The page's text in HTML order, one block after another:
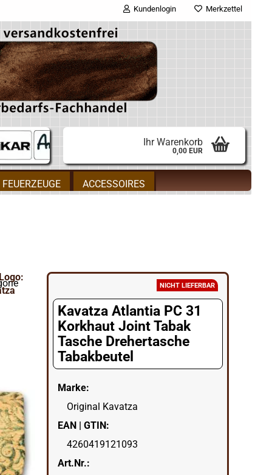
Kundenlogin
E-Mail
Passwort
Konto erstellen
Passwort vergessen?
Merkzettel
Ihr Warenkorb
0,00 EUR
FEUERZEUGE ACCESSOIRES
NICHT LIEFERBAR
Kavatza Atlantia PC 31
Korkhaut Joint Tabak
Tasche Drehertasche
Tabakbeutel
Marke:
Original Kavatza
EAN | GTIN:
4260419121093
Art.Nr.: